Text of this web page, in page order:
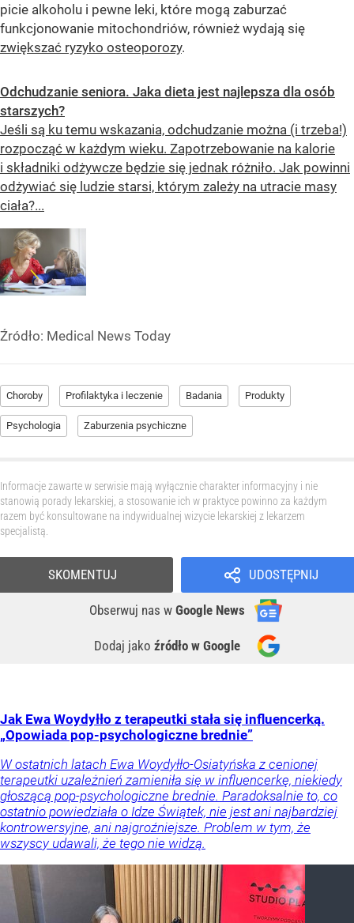
picie alkoholu i pewne leki, które mogą zaburzać
funkcjonowanie mitochondriów, również wydają się
zwiększać ryzyko osteoporozy.
Odchudzanie seniora. Jaka dieta jest najlepsza dla osób
starszych?
Jeśli są ku temu wskazania, odchudzanie można (i trzeba!)
rozpocząć w każdym wieku. Zapotrzebowanie na kalorie
i składniki odżywcze będzie się jednak różniło. Jak powinni
odżywiać się ludzie starsi, którym zależy na utracie masy
ciała?...
Źródło: Medical News Today
Choroby Profilaktyka i leczenie Badania Produkty
Psychologia Zaburzenia psychiczne
Informacje zawarte w serwisie mają wyłącznie charakter informacyjny i nie
stanowią porady lekarskiej, a stosowanie ich w praktyce powinno za każdym
razem być konsultowane na indywidualnej wizycie lekarskiej z lekarzem
specjalistą.
UDOSTĘPNIJ
Obserwuj nas w Google News
Dodaj jako źródło w Google
SKOMENTUJ
Jak Ewa Woydyłło z terapeutki stała się influencerką.
„Opowiada pop-psychologiczne brednie”
W ostatnich latach Ewa Woydyłło-Osiatyńska z cenionej
terapeutki uzależnień zamieniła się w influencerkę, niekiedy
głoszącą pop-psychologiczne brednie. Paradoksalnie to, co
ostatnio powiedziała o Idze Świątek, nie jest ani najbardziej
kontrowersyjne, ani najgroźniejsze. Problem w tym, że
wszyscy udawali, że tego nie widzą.